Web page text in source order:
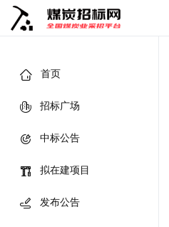
首页
招标广场
中标公告
拟在建项目
发布公告